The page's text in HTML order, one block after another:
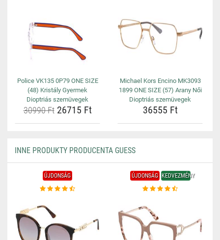
Police VK135 0P79 ONE SIZE
(48) Kristály Gyermek
Dioptriás szemüvegek
30990 Ft26715 Ft
Michael Kors Encino MK3093
1899 ONE SIZE (57) Arany Női
Dioptriás szemüvegek
36555 Ft
INNE PRODUKTY PRODUCENTA GUESS
ÚJDONSÁG ÚJDONSÁG KEDVEZMÉNY